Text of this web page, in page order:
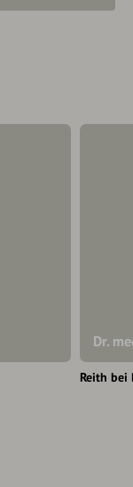
Dr.
Reith bei